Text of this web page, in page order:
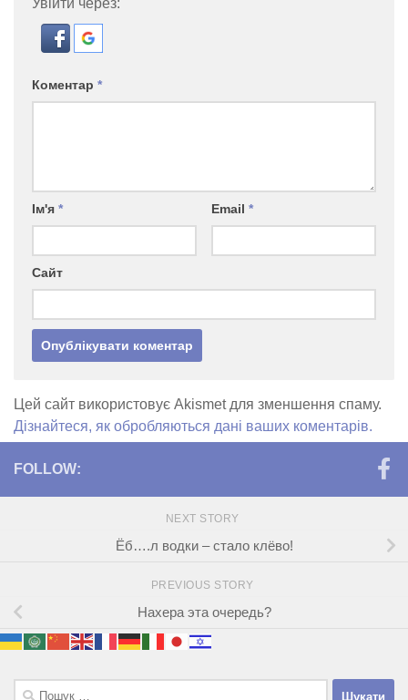
Увійти через:
Коментар *
Ім'я * Email *
Сайт
Цей сайт використовує Akismet для зменшення спаму.
Дізнайтеся, як обробляються дані ваших коментарів.
FOLLOW:
NEXT STORY
Ёб….л водки – стало клёво!
PREVIOUS STORY
Нахера эта очередь?
Пошук: